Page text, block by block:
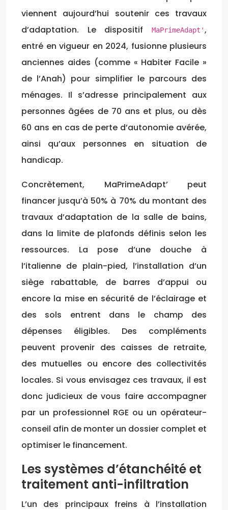
viennent aujourd’hui soutenir ces travaux
d’adaptation. Le dispositif
MaPrimeAdapt',
entré en vigueur en 2024, fusionne plusieurs
anciennes aides (comme « Habiter Facile »
de l’Anah) pour simplifier le parcours des
ménages. Il s’adresse principalement aux
personnes âgées de 70 ans et plus, ou dès
60 ans en cas de perte d’autonomie avérée,
ainsi qu’aux personnes en situation de
handicap.
Concrètement, MaPrimeAdapt’ peut
financer jusqu’à 50% à 70% du montant des
travaux d’adaptation de la salle de bains,
dans la limite de plafonds définis selon les
ressources. La pose d’une douche à
l’italienne de plain-pied, l’installation d’un
siège rabattable, de barres d’appui ou
encore la mise en sécurité de l’éclairage et
des sols entrent dans le champ des
dépenses éligibles. Des compléments
peuvent provenir des caisses de retraite,
des mutuelles ou encore des collectivités
locales. Si vous envisagez ces travaux, il est
donc judicieux de vous faire accompagner
par un professionnel RGE ou un opérateur-
conseil afin de monter un dossier complet et
optimiser le financement.
Les systèmes d’étanchéité et
traitement anti-infiltration
L’un des principaux freins à l’installation